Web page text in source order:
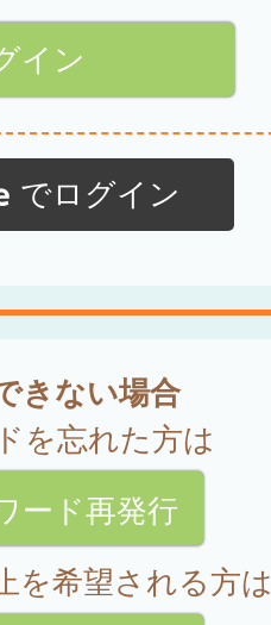
でログイン
きない場合
を忘れた方は
ード再発行
を希望される方は